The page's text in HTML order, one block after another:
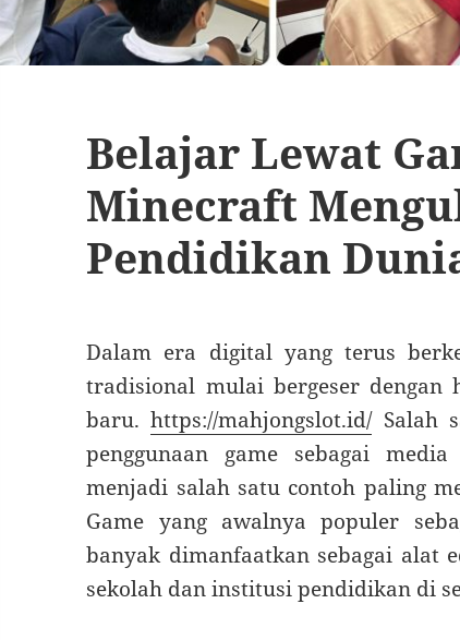
Belajar Lewat
Minecraft
Pendidikan
Dalam era digital yang terus
tradisional mulai bergeser
baru.https://mahjongslot.id/Salah
penggunaan game sebagai
menjadi salah satu contoh paling
Game yang awalnya populer
banyak dimanfaatkan sebagai alat
sekolah dan institusi pendidikan di